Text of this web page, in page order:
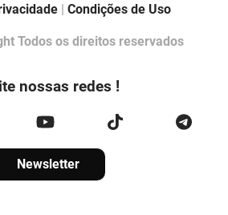
| Condições de Uso
Todos os direitos reservados
nossas redes !
Newsletter